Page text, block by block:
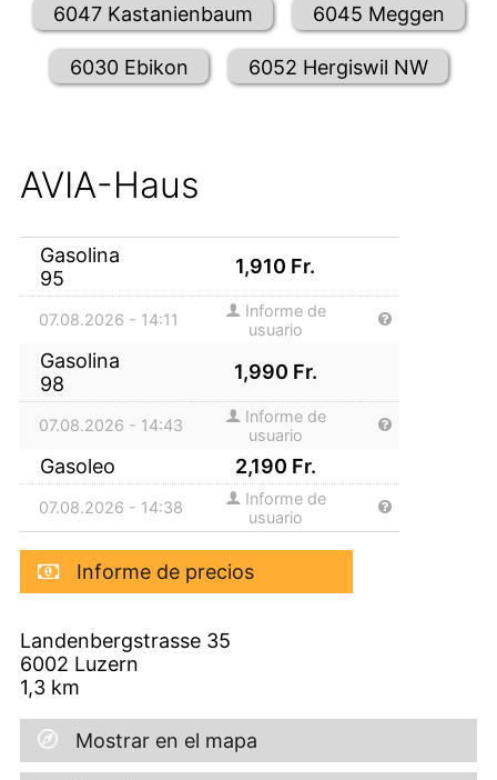
6047 Kastanienbaum 6045 Meggen
6030 Ebikon 6052 Hergiswil NW
AVIA-Haus
Gasolina
95
1,910 Fr.
07.08.2026 - 14:11
Informe de
usuario
Gasolina
98
1,990 Fr.
07.08.2026 - 14:43
Informe de
usuario
Gasoleo 2,190 Fr.
07.08.2026 - 14:38
Informe de
usuario
Informe de precios
Landenbergstrasse 35
6002 Luzern
1,3 km
Mostrar en el mapa